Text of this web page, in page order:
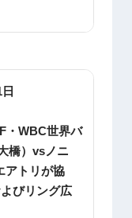
・WBC世界バ
橋）vsノニ
アトリが協
びリング広